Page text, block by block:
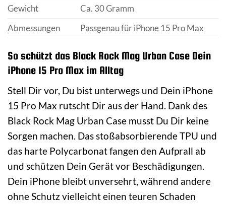
Gewicht
Ca. 30 Gramm
Abmessungen
Passgenau für iPhone 15 Pro Max
So schützt das Black Rock Mag Urban Case Dein
iPhone 15 Pro Max im Alltag
Stell Dir vor, Du bist unterwegs und Dein iPhone
15 Pro Max rutscht Dir aus der Hand. Dank des
Black Rock Mag Urban Case musst Du Dir keine
Sorgen machen. Das stoßabsorbierende TPU und
das harte Polycarbonat fangen den Aufprall ab
und schützen Dein Gerät vor Beschädigungen.
Dein iPhone bleibt unversehrt, während andere
ohne Schutz vielleicht einen teuren Schaden